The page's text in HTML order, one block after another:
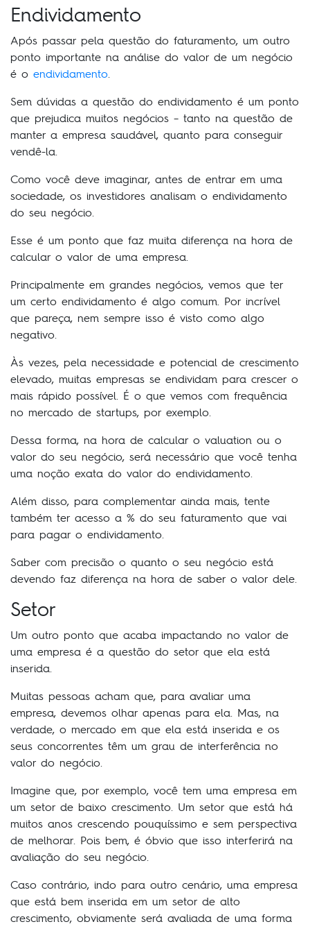
Endividamento
Após passar pela questão do faturamento, um outro
ponto importante na análise do valor de um negócio
é o endividamento.
Sem dúvidas a questão do endividamento é um ponto
que prejudica muitos negócios – tanto na questão de
manter a empresa saudável, quanto para conseguir
vendê-la.
Como você deve imaginar, antes de entrar em uma
sociedade, os investidores analisam o endividamento
do seu negócio.
Esse é um ponto que faz muita diferença na hora de
calcular o valor de uma empresa.
Principalmente em grandes negócios, vemos que ter
um certo endividamento é algo comum. Por incrível
que pareça, nem sempre isso é visto como algo
negativo.
Às vezes, pela necessidade e potencial de crescimento
elevado, muitas empresas se endividam para crescer o
mais rápido possível. É o que vemos com frequência
no mercado de startups, por exemplo.
Dessa forma, na hora de calcular o valuation ou o
valor do seu negócio, será necessário que você tenha
uma noção exata do valor do endividamento.
Além disso, para complementar ainda mais, tente
também ter acesso a % do seu faturamento que vai
para pagar o endividamento.
Saber com precisão o quanto o seu negócio está
devendo faz diferença na hora de saber o valor dele.
Setor
Um outro ponto que acaba impactando no valor de
uma empresa é a questão do setor que ela está
inserida.
Muitas pessoas acham que, para avaliar uma
empresa, devemos olhar apenas para ela. Mas, na
verdade, o mercado em que ela está inserida e os
seus concorrentes têm um grau de interferência no
valor do negócio.
Imagine que, por exemplo, você tem uma empresa em
um setor de baixo crescimento. Um setor que está há
muitos anos crescendo pouquíssimo e sem perspectiva
de melhorar. Pois bem, é óbvio que isso interferirá na
avaliação do seu negócio.
Caso contrário, indo para outro cenário, uma empresa
que está bem inserida em um setor de alto
crescimento, obviamente será avaliada de uma forma